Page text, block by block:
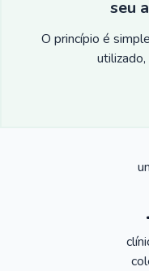
seu
O princípio é